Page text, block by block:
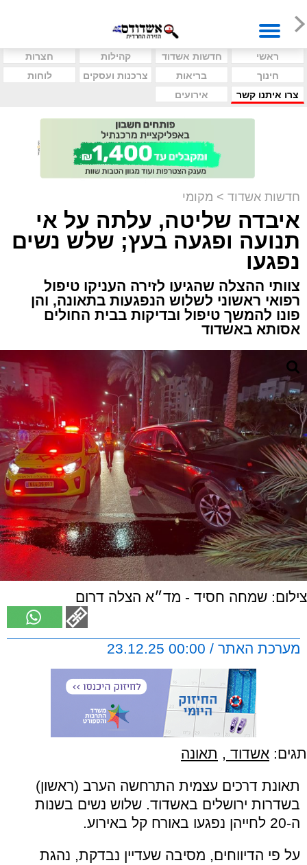
ראשי חדשות אשדוד קהילות
חצרות
חינוך
בריאות צרכנות ועסקים
לוחות
צרו איתנו קשר
אירועים
חדשות אשדוד > מקומי
איבדה שליטה, עלתה על אי
תנועה ופגעה בעץ; שלש נשים
נפגעו
צוותי ההצלה שהגיעו לזירה העניקו טיפול
רפואי ראשוני לשלוש הנפגעות בתאונה, והן
פונו להמשך טיפול ובדיקות בבית החולים
אסותא באשדוד
צילום: שמחה חסיד - מד״א הצלה דרום
מערכת האתר / 00:00 23.12.25
תגים: אשדוד , תאונה
תאונת דרכים עצמית התרחשה הערב (ראשון)
בשדרות ירושלים באשדוד. שלוש נשים בשנות
ה-20 לחייהן נפגעו באורח קל באירוע.
על פי הדיווחים, מסיבה שעדיין נבדקת, נהגת